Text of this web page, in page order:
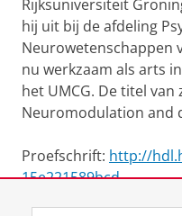
Rijksuniversiteit
hij uit bij de afdeling
Neurowetenschappen
nu werkzaam als arts
het UMCG. De titel
Neuromodulation and
Proefschrift: http://
15e221589bcd